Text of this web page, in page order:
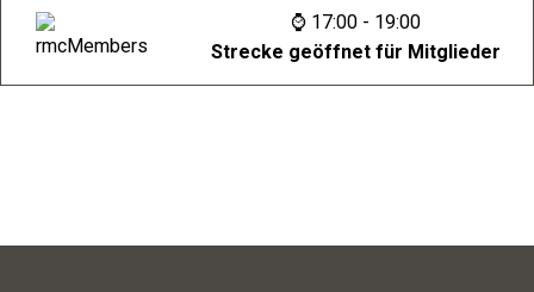
⌚ 17:00 - 19:00
Strecke geöffnet für Mitglieder